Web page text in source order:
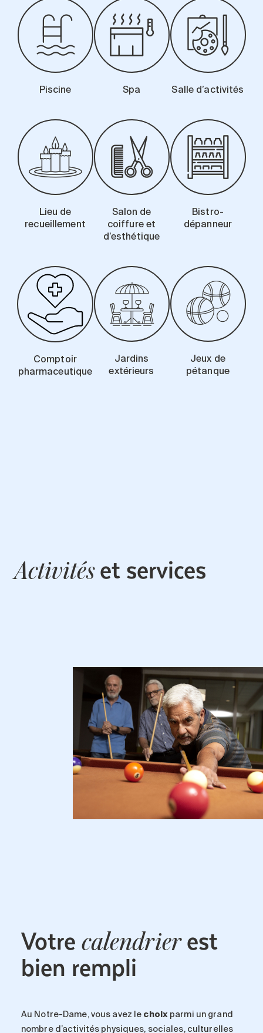
Piscine Spa Salle d’activités
Lieu de
recueillement
Salon de
coiffure et
d’esthétique
Bistro-
dépanneur
Comptoir
pharmaceutique
Jardins
extérieurs
Jeux de
pétanque
Activitéset services
Votre calendrierest
bien rempli
Au Notre-Dame, vous avez le choix parmi un grand
nombre d’activités physiques, sociales, culturelles